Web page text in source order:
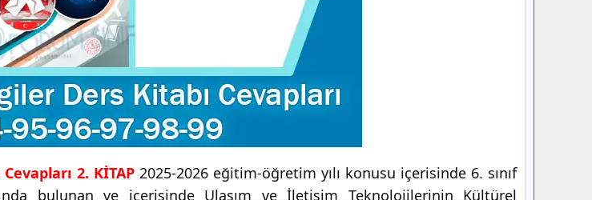
2. KİTAP2025-2026 eğitim-öğretim yılı konusu içerisinde 6. sınıf
bulunan ve içerisinde Ulaşım ve İletişim Teknolojilerinin Kültürel